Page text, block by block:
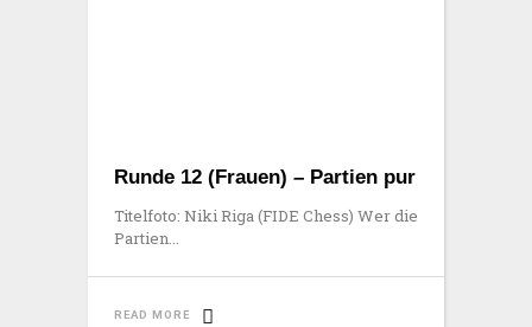
Runde 12 (Frauen) – Partien pur
Titelfoto: Niki Riga (FIDE Chess) Wer die
Partien
READ MORE